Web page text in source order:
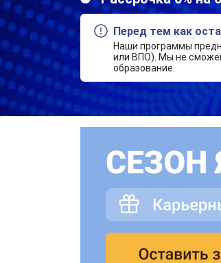
Перед тем как
Наши программы
или ВПО). Мы не
образование.